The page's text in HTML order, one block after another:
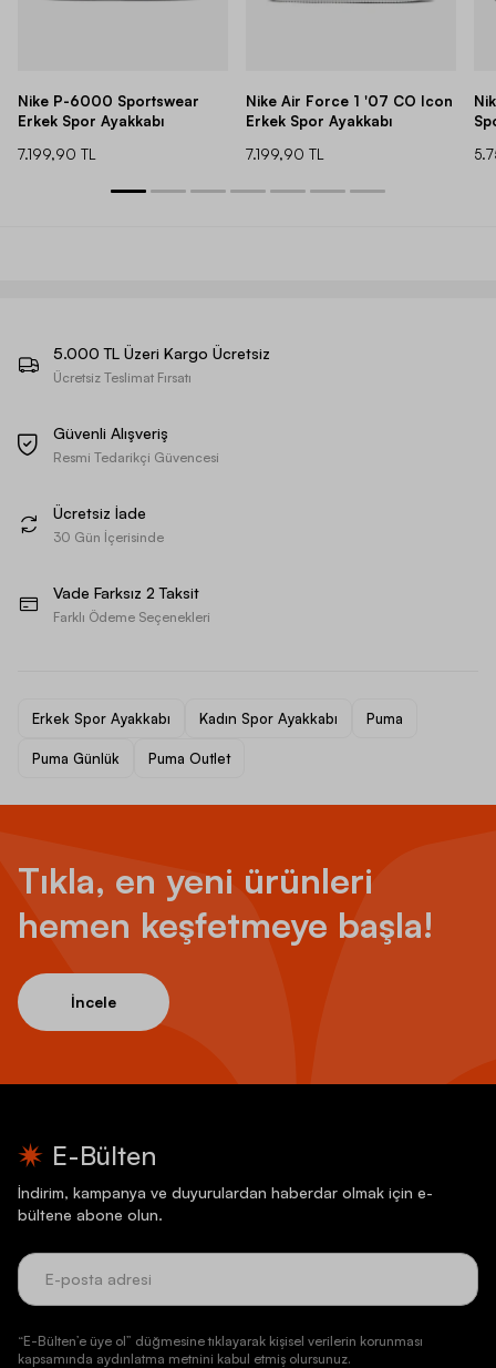
Nike P-6000 Sportswear
Erkek Spor Ayakkabı
7.199,90 TL
Nike Air Force 1 '07 CO Icon
Erkek Spor Ayakkabı
7.199,90 TL
5.000 TL Üzeri Kargo Ücretsiz
Ücretsiz Teslimat Fırsatı
Güvenli Alışveriş
Resmi Tedarikçi Güvencesi
Ücretsiz İade
30 Gün İçerisinde
Vade Farksız 2 Taksit
Farklı Ödeme Seçenekleri
Erkek Spor Ayakkabı Kadın Spor Ayakkabı Puma
Puma Günlük Puma Outlet
Tıkla, en yeni ürünleri
hemen keşfetmeye başla!
İncele
E-Bülten
İndirim, kampanya ve duyurulardan haberdar olmak için e-
bültene abone olun.
“E-Bülten’e üye ol” düğmesine tıklayarak kişisel verilerin korunması
kapsamında aydınlatma metnini kabul etmiş olursunuz.